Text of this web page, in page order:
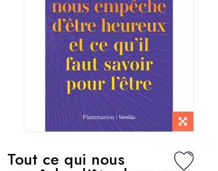
Tout ce qui nous